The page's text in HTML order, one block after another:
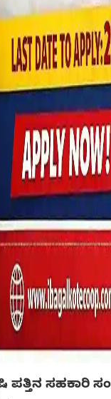
ಪತ್ತಿನ ಸಹಕಾರಿ